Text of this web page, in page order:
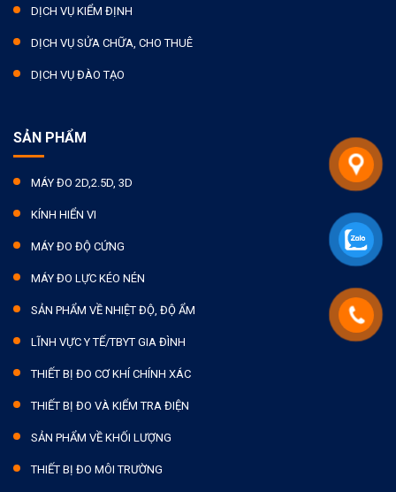
DỊCH VỤ KIỂM ĐỊNH
DỊCH VỤ SỬA CHỮA, CHO THUÊ
DỊCH VỤ ĐÀO TẠO
SẢN PHẨM
MÁY ĐO 2D,2.5D, 3D
KÍNH HIỂN VI
MÁY ĐO ĐỘ CỨNG
MÁY ĐO LỰC KÉO NÉN
SẢN PHẨM VỀ NHIỆT ĐỘ, ĐỘ ẨM
LĨNH VỰC Y TẾ/TBYT GIA ĐÌNH
THIẾT BỊ ĐO CƠ KHÍ CHÍNH XÁC
THIẾT BỊ ĐO VÀ KIỂM TRA ĐIỆN
SẢN PHẨM VỀ KHỐI LƯỢNG
THIẾT BỊ ĐO MÔI TRƯỜNG